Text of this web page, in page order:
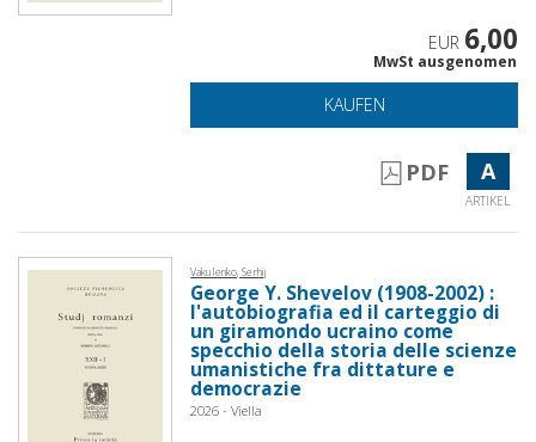
EUR 6,00
MwSt ausgenomen
KAUFEN
PDF A
ARTIKEL
Vakulenko, Serhij
George Y. Shevelov (1908-2002) :
l'autobiografia ed il carteggio di
un giramondo ucraino come
specchio della storia delle scienze
umanistiche fra dittature e
democrazie
2026 - Viella